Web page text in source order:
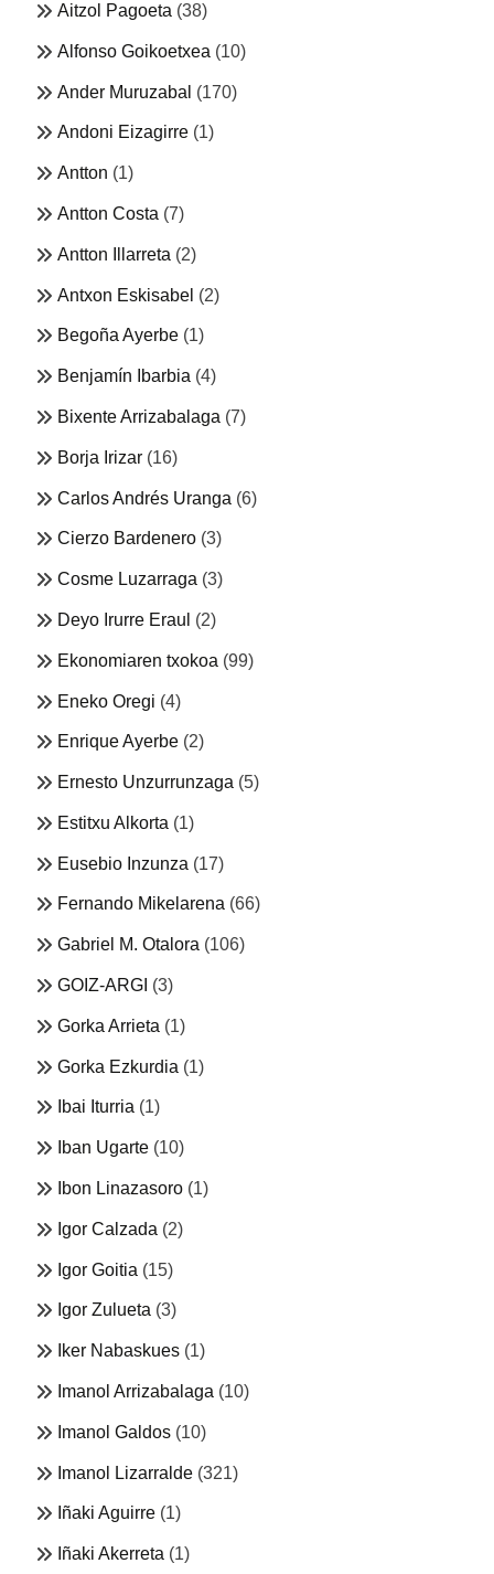
Aitzol Pagoeta (38)
Alfonso Goikoetxea (10)
Ander Muruzabal (170)
Andoni Eizagirre (1)
Antton (1)
Antton Costa (7)
Antton Illarreta (2)
Antxon Eskisabel (2)
Begoña Ayerbe (1)
Benjamín Ibarbia (4)
Bixente Arrizabalaga (7)
Borja Irizar (16)
Carlos Andrés Uranga (6)
Cierzo Bardenero (3)
Cosme Luzarraga (3)
Deyo Irurre Eraul (2)
Ekonomiaren txokoa (99)
Eneko Oregi (4)
Enrique Ayerbe (2)
Ernesto Unzurrunzaga (5)
Estitxu Alkorta (1)
Eusebio Inzunza (17)
Fernando Mikelarena (66)
Gabriel M. Otalora (106)
GOIZ-ARGI (3)
Gorka Arrieta (1)
Gorka Ezkurdia (1)
Ibai Iturria (1)
Iban Ugarte (10)
Ibon Linazasoro (1)
Igor Calzada (2)
Igor Goitia (15)
Igor Zulueta (3)
Iker Nabaskues (1)
Imanol Arrizabalaga (10)
Imanol Galdos (10)
Imanol Lizarralde (321)
Iñaki Aguirre (1)
Iñaki Akerreta (1)